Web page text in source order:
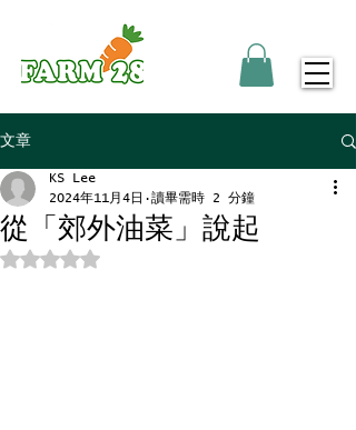
文章
從「郊外油菜」說起
KS Lee
2024年11月4日
讀畢需時 2 分鐘
評等為 NaN（最高為 5 顆星）。